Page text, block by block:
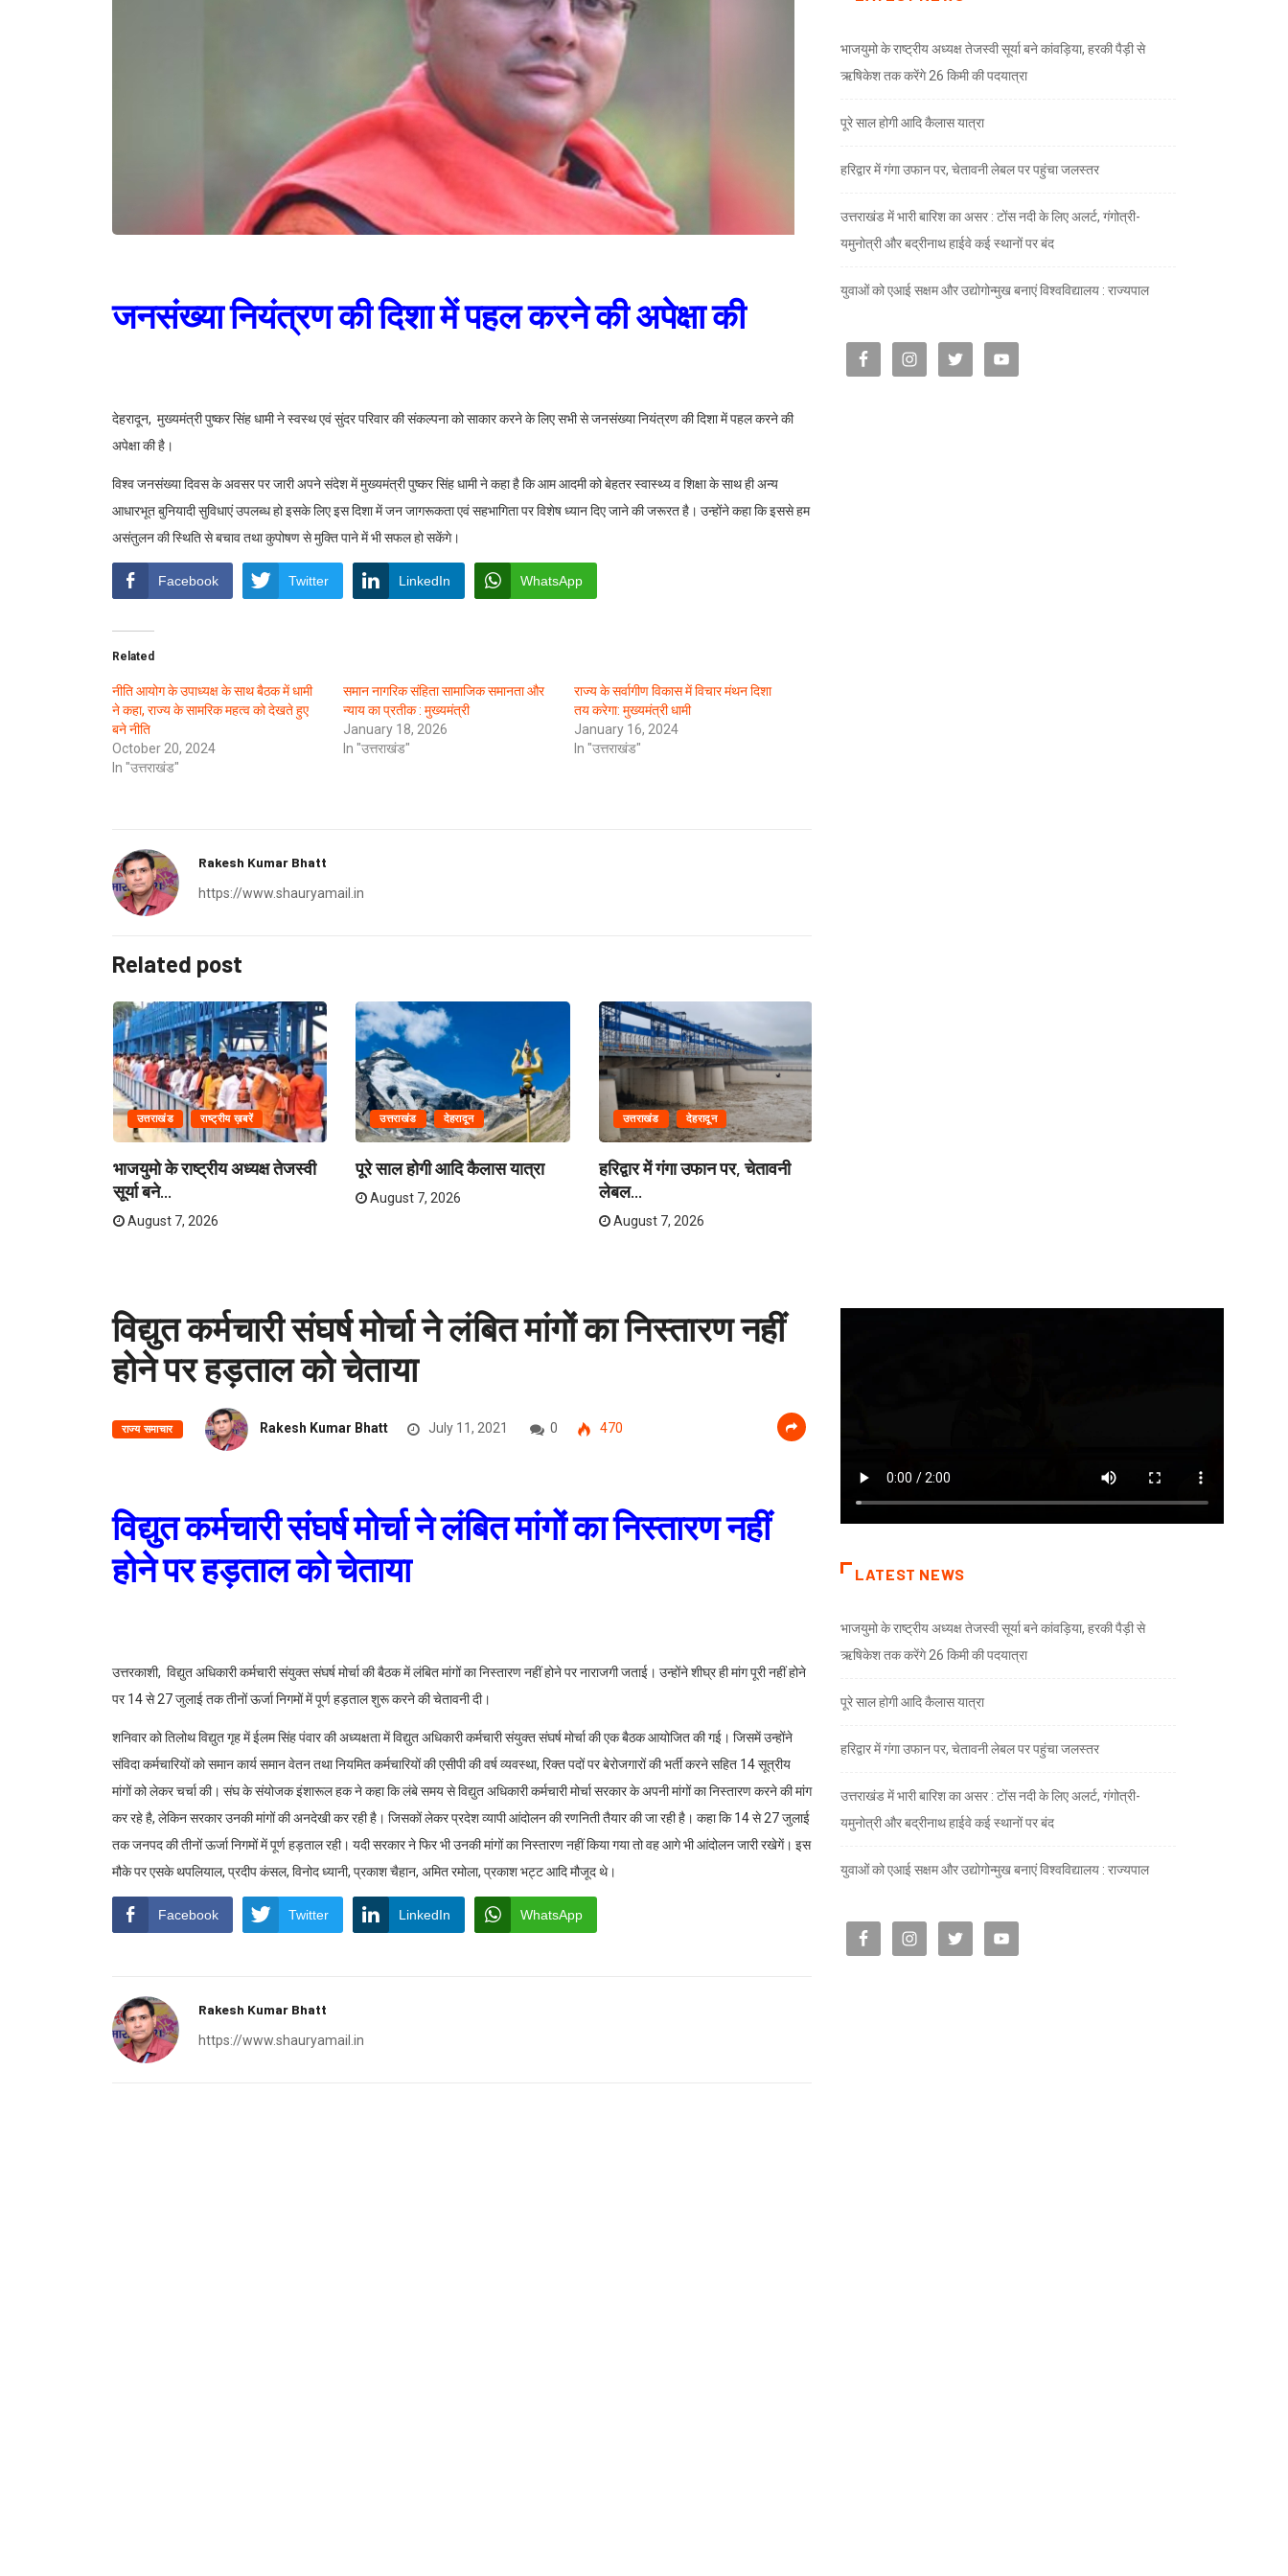
जनसंख्या नियंत्रण की दिशा में पहल करने की अपेक्षा की
देहरादून, मुख्यमंत्री पुष्कर सिंह धामी ने स्वस्थ एवं सुंदर परिवार की संकल्पना को साकार करने के लिए सभी से जनसंख्या नियंत्रण की दिशा में पहल करने की
अपेक्षा की है।
विश्व जनसंख्या दिवस के अवसर पर जारी अपने संदेश में मुख्यमंत्री पुष्कर सिंह धामी ने कहा है कि आम आदमी को बेहतर स्वास्थ्य व शिक्षा के साथ ही अन्य
आधारभूत बुनियादी सुविधाएं उपलब्ध हो इसके लिए इस दिशा में जन जागरूकता एवं सहभागिता पर विशेष ध्यान दिए जाने की जरूरत है। उन्होंने कहा कि इससे हम
असंतुलन की स्थिति से बचाव तथा कुपोषण से मुक्ति पाने में भी सफल हो सकेंगे।
Facebook Twitter LinkedIn WhatsApp
Related
नीति आयोग के उपाध्यक्ष के साथ बैठक में धामी
ने कहा, राज्य के सामरिक महत्व को देखते हुए
बने नीति
October 20, 2024
In "उत्तराखंड"
समान नागरिक संहिता सामाजिक समानता और
न्याय का प्रतीक : मुख्यमंत्री
January 18, 2026
In "उत्तराखंड"
राज्य के सर्वागीण विकास में विचार मंथन दिशा
तय करेगा: मुख्यमंत्री धामी
January 16, 2024
In "उत्तराखंड"
Rakesh Kumar Bhatt
https://www.shauryamail.in
Related post
उत्तराखंड राष्ट्रीय ख़बरें
भाजयुमो के राष्ट्रीय अध्यक्ष तेजस्वी
सूर्या बने...
August 7, 2026
उत्तराखंड देहरादून
पूरे साल होगी आदि कैलास यात्रा
August 7, 2026
उत्तराखंड देहरादून
हरिद्वार में गंगा उफान पर, चेतावनी
लेबल...
August 7, 2026
भाजयुमो के राष्ट्रीय अध्यक्ष तेजस्वी सूर्या बने कांवड़िया, हरकी पैड़ी से
ऋषिकेश तक करेंगे 26 किमी की पदयात्रा
पूरे साल होगी आदि कैलास यात्रा
हरिद्वार में गंगा उफान पर, चेतावनी लेबल पर पहुंचा जलस्तर
उत्तराखंड में भारी बारिश का असर : टोंस नदी के लिए अलर्ट, गंगोत्री-
यमुनोत्री और बद्रीनाथ हाईवे कई स्थानों पर बंद
युवाओं को एआई सक्षम और उद्योगोन्मुख बनाएं विश्वविद्यालय : राज्यपाल
विद्युत कर्मचारी संघर्ष मोर्चा ने लंबित मांगों का निस्तारण नहीं
होने पर हड़ताल को चेताया
राज्य समाचार Rakesh Kumar Bhatt July 11, 2021 0 470
विद्युत कर्मचारी संघर्ष मोर्चा ने लंबित मांगों का निस्तारण नहीं
होने पर हड़ताल को चेताया
उत्तरकाशी, विद्युत अधिकारी कर्मचारी संयुक्त संघर्ष मोर्चा की बैठक में लंबित मांगों का निस्तारण नहीं होने पर नाराजगी जताई। उन्होंने शीघ्र ही मांग पूरी नहीं होने
पर 14 से 27 जुलाई तक तीनों ऊर्जा निगमों में पूर्ण हड़ताल शुरू करने की चेतावनी दी।
शनिवार को तिलोथ विद्युत गृह में ईलम सिंह पंवार की अध्यक्षता में विद्युत अधिकारी कर्मचारी संयुक्त संघर्ष मोर्चा की एक बैठक आयोजित की गई। जिसमें उन्होंने
संविदा कर्मचारियों को समान कार्य समान वेतन तथा नियमित कर्मचारियों की एसीपी की वर्ष व्यवस्था, रिक्त पदों पर बेरोजगारों की भर्ती करने सहित 14 सूत्रीय
मांगों को लेकर चर्चा की। संघ के संयोजक इंशारूल हक ने कहा कि लंबे समय से विद्युत अधिकारी कर्मचारी मोर्चा सरकार के अपनी मांगों का निस्तारण करने की मांग
कर रहे है, लेकिन सरकार उनकी मांगों की अनदेखी कर रही है। जिसकों लेकर प्रदेश व्यापी आंदोलन की रणनिती तैयार की जा रही है। कहा कि 14 से 27 जुलाई
तक जनपद की तीनों ऊर्जा निगमों में पूर्ण हड़ताल रही। यदी सरकार ने फिर भी उनकी मांगों का निस्तारण नहीं किया गया तो वह आगे भी आंदोलन जारी रखेगें। इस
मौके पर एसके थपलियाल, प्रदीप कंसल, विनोद ध्यानी, प्रकाश चैहान, अमित रमोला, प्रकाश भट्ट आदि मौजूद थे।
Facebook Twitter LinkedIn WhatsApp
Rakesh Kumar Bhatt
https://www.shauryamail.in
LATEST NEWS
भाजयुमो के राष्ट्रीय अध्यक्ष तेजस्वी सूर्या बने कांवड़िया, हरकी पैड़ी से
ऋषिकेश तक करेंगे 26 किमी की पदयात्रा
पूरे साल होगी आदि कैलास यात्रा
हरिद्वार में गंगा उफान पर, चेतावनी लेबल पर पहुंचा जलस्तर
उत्तराखंड में भारी बारिश का असर : टोंस नदी के लिए अलर्ट, गंगोत्री-
यमुनोत्री और बद्रीनाथ हाईवे कई स्थानों पर बंद
युवाओं को एआई सक्षम और उद्योगोन्मुख बनाएं विश्वविद्यालय : राज्यपाल